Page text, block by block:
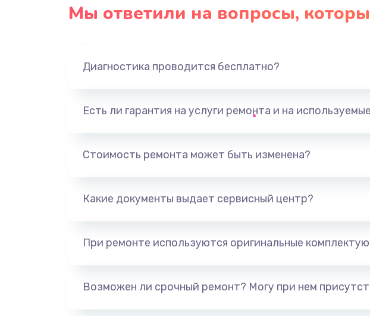
Мы ответили на вопросы,
Диагностика проводится бесплатно?
Есть ли гарантия на услуги ремонта и на
Стоимость ремонта может быть изменена?
Какие документы выдает сервисный центр?
При ремонте используются оригинальные
Возможен ли срочный ремонт? Могу при нем